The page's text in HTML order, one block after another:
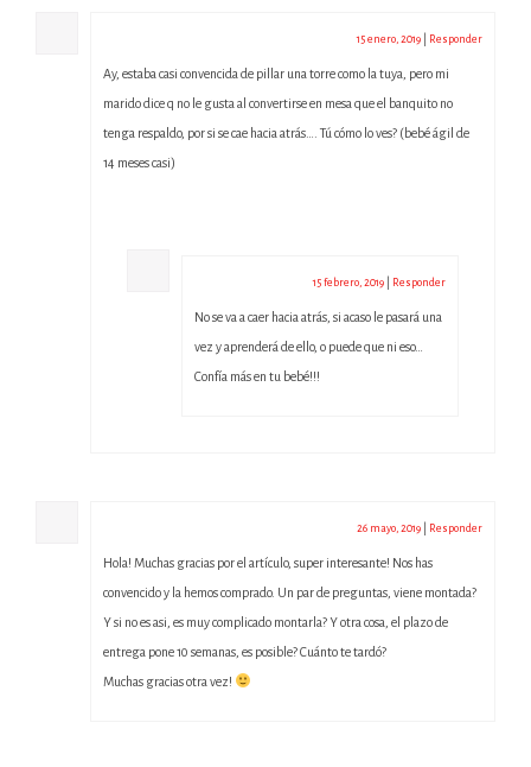
15 enero, 2019 Responder
Ay, estaba casi convencida de pillar una torre como la tuya, pero mi
marido dice q no le gusta al convertirse en mesa que el banquito no
tenga respaldo, por si se cae hacia atrás…. Tú cómo lo ves? (bebé ágil de
14 meses casi)
15 febrero, 2019 Responder
No se va a caer hacia atrás, si acaso le pasará una
vez y aprenderá de ello, o puede que ni eso…
Confía más en tu bebé!!!
26 mayo, 2019 Responder
Hola! Muchas gracias por el artículo, super interesante! Nos has
convencido y la hemos comprado. Un par de preguntas, viene montada?
Y si no es asi, es muy complicado montarla? Y otra cosa, el plazo de
entrega pone 10 semanas, es posible? Cuánto te tardó?
Muchas gracias otra vez!